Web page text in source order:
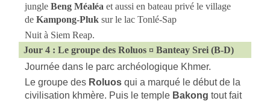
jungleBeng Méaléa et aussi en bateau privé le village
deKampong-Pluk sur le lac Tonlé-Sap
Nuit à Siem Reap.
Jour 4 : Le groupe des Roluos ¤ Banteay Srei (B-D)
Journée dans le parc archéologique Khmer.
Le groupe des Roluosqui a marqué le début de la
civilisation khmère. Puis le temple Bakong tout fait